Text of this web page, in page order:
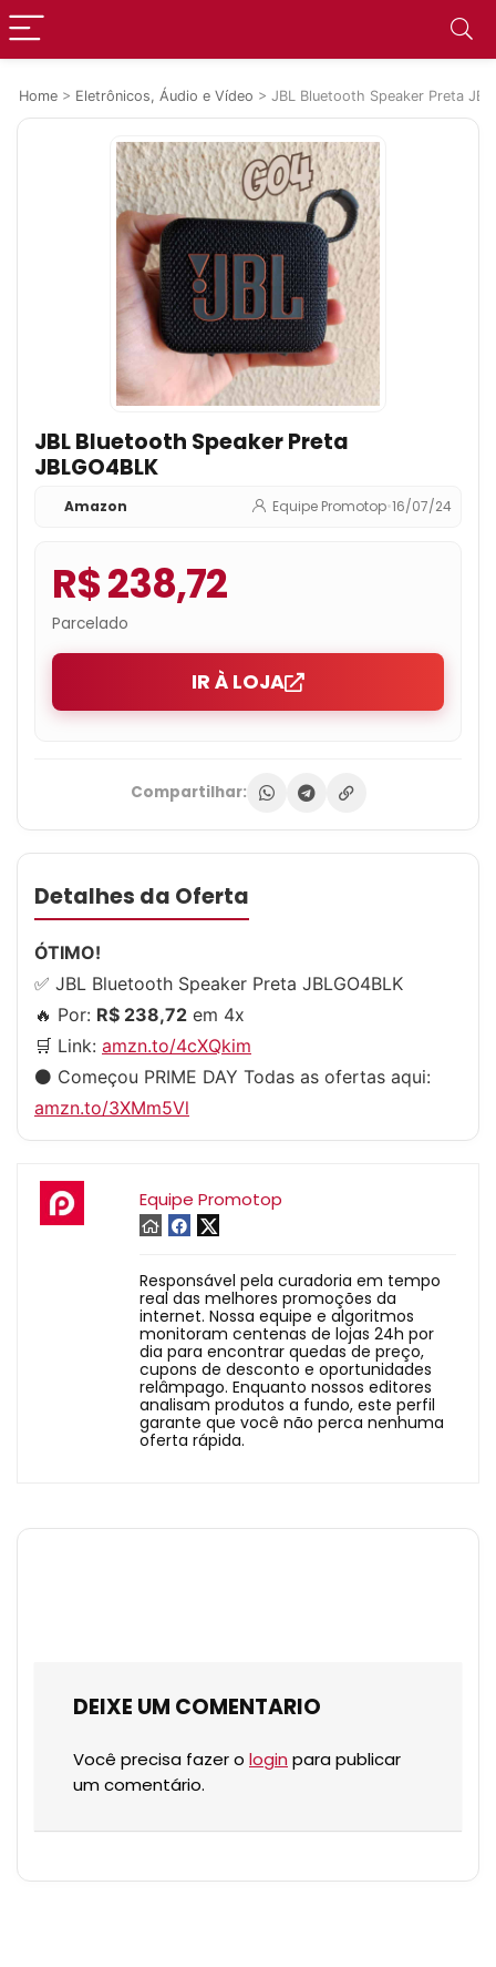
Home > Eletrônicos, Áudio e Vídeo > JBL Bluetooth Speaker Preta
JBL Bluetooth Speaker Preta
JBLGO4BLK
Amazon Equipe Promotop•16/07/24
R$ 238,72
Parcelado
IR À LOJA
Compartilhar:
Detalhes da Oferta
ÓTIMO!
✅ JBL Bluetooth Speaker Preta JBLGO4BLK
🔥 Por: R$ 238,72 em 4x
🛒 Link: amzn.to/4cXQkim
⚫️ Começou PRIME DAY Todas as ofertas aqui:
amzn.to/3XMm5Vl
Equipe Promotop
Responsável pela curadoria em tempo
real das melhores promoções da
internet. Nossa equipe e algoritmos
monitoram centenas de lojas 24h por
dia para encontrar quedas de preço,
cupons de desconto e oportunidades
relâmpago. Enquanto nossos editores
analisam produtos a fundo, este perfil
garante que você não perca nenhuma
oferta rápida.
DEIXE UM COMENTARIO
Você precisa fazer o login para publicar
um comentário.